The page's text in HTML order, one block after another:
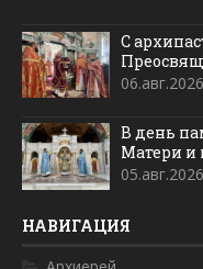
С
06.авг.2026
В день
Матери и
05.авг.2026
НАВИГАЦИЯ